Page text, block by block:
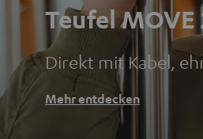
Teufel MOVE
Direkt mit Kabel,
Mehr entdecken